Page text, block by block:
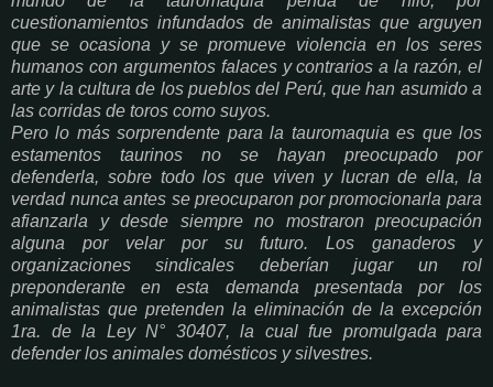
cuestionamientos infundados de animalistas que arguyen
que se ocasiona y se promueve violencia en los seres
humanos con argumentos falaces y contrarios a la razón, el
arte y la cultura de los pueblos del Perú, que han asumido a
las corridas de toros como suyos.
Pero lo más sorprendente para la tauromaquia es que los
estamentos taurinos no se hayan preocupado por
defenderla, sobre todo los que viven y lucran de ella, la
verdad nunca antes se preocuparon por promocionarla para
afianzarla y desde siempre no mostraron preocupación
alguna por velar por su futuro. Los ganaderos y
organizaciones sindicales deberían jugar un rol
preponderante en esta demanda presentada por los
animalistas que pretenden la eliminación de la excepción
1ra. de la Ley N° 30407, la cual fue promulgada para
defender los animales domésticos y silvestres.